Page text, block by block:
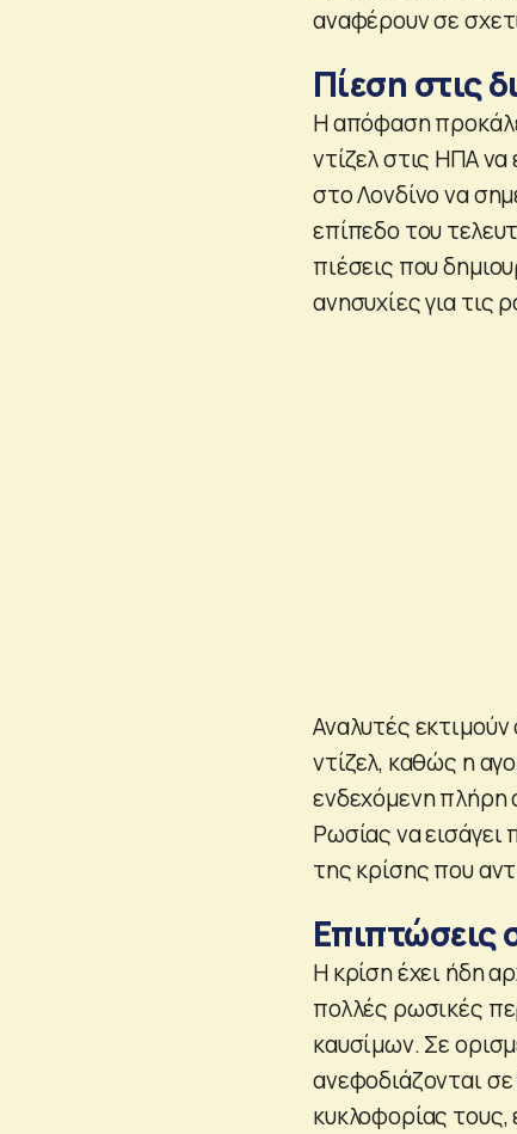
αναφέρουν σε
Πίεση στις
Η απόφαση
ντίζελ στις ΗΠΑ
στο Λονδίνο να
επίπεδο του
πιέσεις που
ανησυχίες για
Αναλυτές εκτιμούν
ντίζελ, καθώς η
ενδεχόμενη πλήρη
Ρωσίας να εισάγει
της κρίσης που
Επιπτώσεις
Η κρίση έχει ήδη
πολλές ρωσικές
καυσίμων. Σε
ανεφοδιάζονται
κυκλοφορίας